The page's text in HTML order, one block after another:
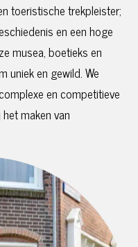
toeristische trekpleister;
en een hoge
musea, boetieks en
uniek en gewild. We
en competitieve
maken van